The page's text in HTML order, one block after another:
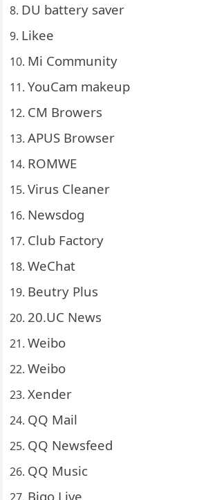
DU battery saver
Likee
Mi Community
YouCam makeup
CM Browers
APUS Browser
ROMWE
Virus Cleaner
Newsdog
Club Factory
WeChat
Beutry Plus
20.UC News
Weibo
Weibo
Xender
QQ Mail
QQ Newsfeed
QQ Music
Bigo Live